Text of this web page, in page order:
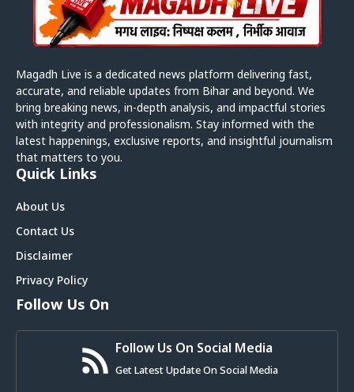
Magadh Live is a dedicated news platform delivering fast,
accurate, and reliable updates from Bihar and beyond. We
bring breaking news, in-depth analysis, and impactful stories
with integrity and professionalism. Stay informed with the
latest happenings, exclusive reports, and insightful journalism
that matters to you.
Quick Links
About Us
Contact Us
Disclaimer
Privacy Policy
Follow Us On
Follow Us On Social Media
Get Latest Update On Social Media